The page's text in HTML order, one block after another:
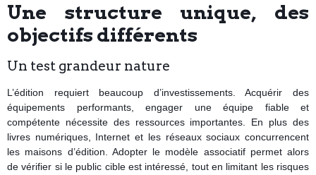
Une structure unique, des
objectifs différents
Un test grandeur nature
L’édition requiert beaucoup d’investissements. Acquérir des
équipements performants, engager une équipe fiable et
compétente nécessite des ressources importantes. En plus des
livres numériques, Internet et les réseaux sociaux concurrencent
les maisons d’édition. Adopter le modèle associatif permet alors
de vérifier si le public cible est intéressé, tout en limitant les risques